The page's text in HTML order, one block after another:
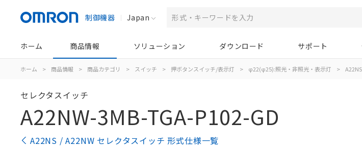
制御機器 Japan
ホーム 商品情報 ソリューション ダウンロード サポート
ホーム > 商品情報 > 商品カテゴリ > スイッチ > 押ボタンスイッチ/表示灯 > φ22(φ25):照光・非照光・表示灯 >
セレクタスイッチ
A22NW-3MB-TGA-P102-GD
A22NS / A22NW セレクタスイッチ 形式仕様一覧